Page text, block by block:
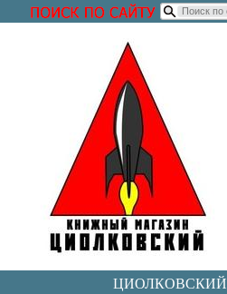
ЦИОЛКОВСКИЙ